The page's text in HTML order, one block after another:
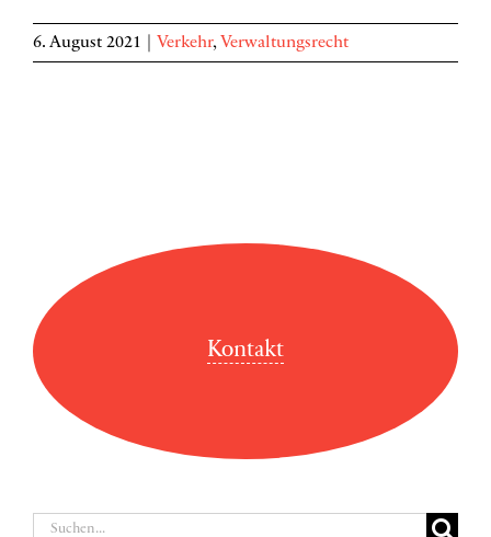
6. August 2021 Verkehr, Verwaltungsrecht
Kontakt
Suche